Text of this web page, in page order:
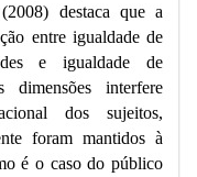
destaca que a
entre igualdade de
e igualdade de
dimensões interfere
dos sujeitos,
foram mantidos à
é o caso do público